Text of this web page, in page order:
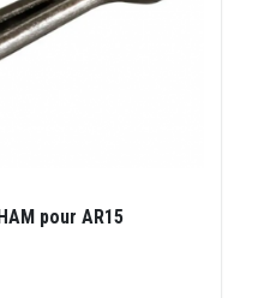
pour AR15